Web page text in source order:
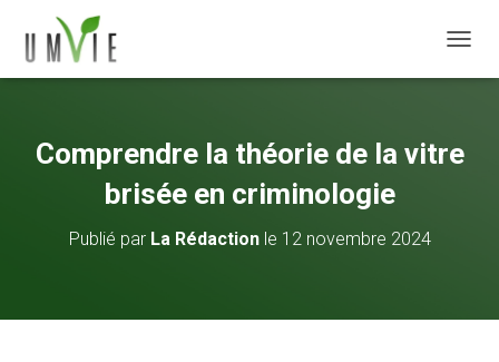
Comprendre la théorie de la vitre
brisée en criminologie
Publié par La Rédactionle 12 novembre 2024